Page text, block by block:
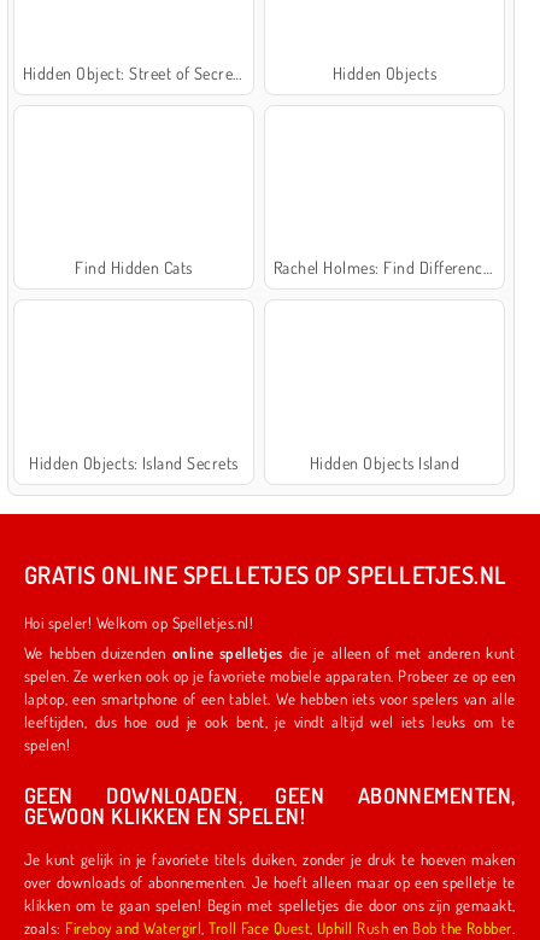
Hidden Objects
Find Hidden Cats
Hidden Objects: Island Secrets Hidden Objects Island
GRATIS ONLINE SPELLETJES OP SPELLETJES.NL
Hoi speler! Welkom op Spelletjes.nl!
We hebben duizenden online spelletjes die je alleen of met anderen kunt
spelen. Ze werken ook op je favoriete mobiele apparaten. Probeer ze op een
laptop, een smartphone of een tablet. We hebben iets voor spelers van alle
leeftijden, dus hoe oud je ook bent, je vindt altijd wel iets leuks om te
spelen!
GEEN DOWNLOADEN, GEEN ABONNEMENTEN,
GEWOON KLIKKEN EN SPELEN!
Je kunt gelijk in je favoriete titels duiken, zonder je druk te hoeven maken
over downloads of abonnementen. Je hoeft alleen maar op een spelletje te
klikken om te gaan spelen! Begin met spelletjes die door ons zijn gemaakt,
zoals:
Fireboy and Watergirl ,Troll Face Quest Uphill Rush en Bob the Robber